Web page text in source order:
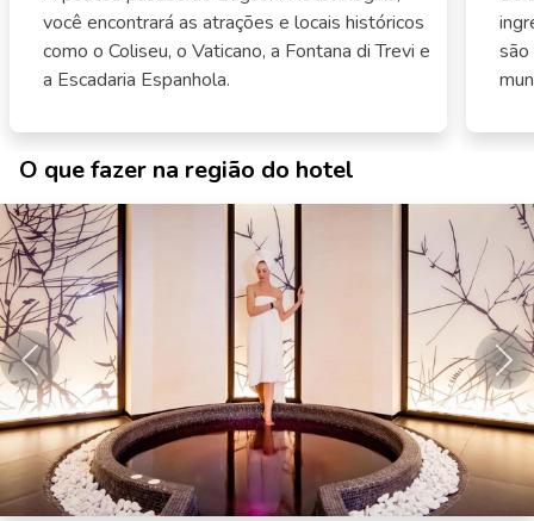
você encontrará as atrações e locais históricos
como o Coliseu, o Vaticano, a Fontana di Trevi e
a Escadaria Espanhola.
são
O que fazer na região do hotel
Anterior